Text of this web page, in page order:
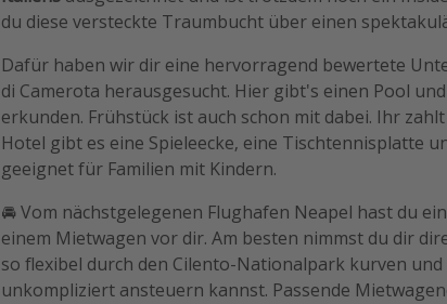
du diese versteckte Traumbucht über einen
Dafür haben wir dir eine hervorragend bewertete
di Camerota herausgesucht. Hier gibt's einen Pool
erkunden. Frühstück ist auch schon mit dabei. Ihr
Hotel gibt es eine Spieleecke, eine Tischtennisplatte
geeignet für Familien mit Kindern.
🚘 Vom nächstgelegenen Flughafen Neapel hast du
einem Mietwagen vor dir. Am besten nimmst du dir
so flexibel durch den Cilento-Nationalpark kurven
unkompliziert ansteuern kannst. Passende